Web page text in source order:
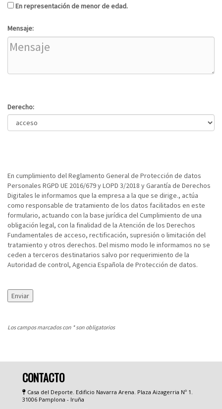
En representación de menor de edad.
Mensaje:
Derecho:
En cumplimiento del Reglamento General de Protección de datos
Personales RGPD UE 2016/679 y LOPD 3/2018 y Garantía de Derechos
Digitales le informamos que la empresa a la que se dirige., actúa
como responsable de tratamiento de los datos facilitados en este
formulario, actuando con la base jurídica del Cumplimiento de una
obligación legal, con la finalidad de la Atención de los Derechos
Fundamentales de acceso, rectificación, supresión o limitación del
tratamiento y otros derechos. Del mismo modo le informamos no se
ceden a terceros destinatarios salvo por requerimiento de la
Autoridad de control, Agencia Española de Protección de datos.
Enviar
Los campos marcados con * son obligatorios
CONTACTO
Casa del Deporte. Edificio Navarra Arena. Plaza Aizagerria Nº 1.
31006 Pamplona - Iruña